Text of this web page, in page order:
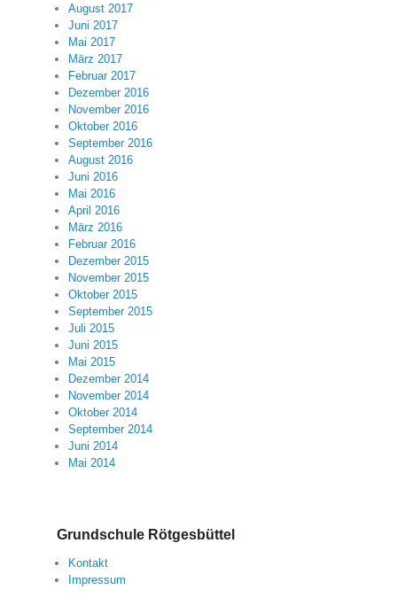
August 2017
Juni 2017
Mai 2017
März 2017
Februar 2017
Dezember 2016
November 2016
Oktober 2016
September 2016
August 2016
Juni 2016
Mai 2016
April 2016
März 2016
Februar 2016
Dezember 2015
November 2015
Oktober 2015
September 2015
Juli 2015
Juni 2015
Mai 2015
Dezember 2014
November 2014
Oktober 2014
September 2014
Juni 2014
Mai 2014
Grundschule Rötgesbüttel
Kontakt
Impressum